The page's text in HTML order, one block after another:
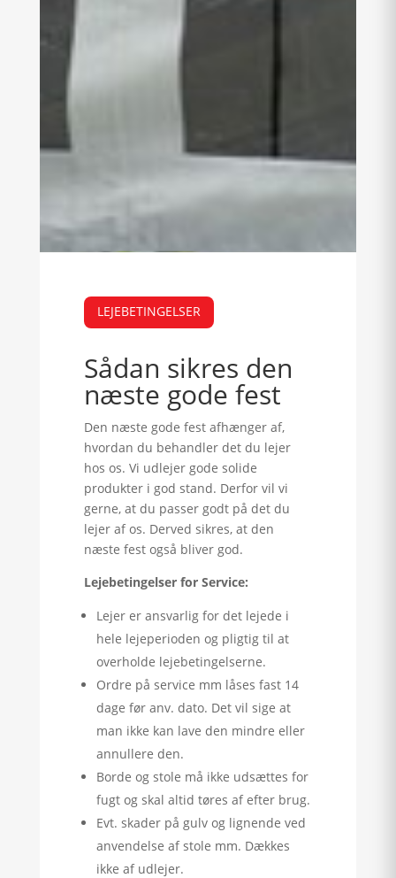
LEJEBETINGELSER
Sådan sikres den
næste gode fest
Den næste gode fest afhænger af,
hvordan du behandler det du lejer
hos os. Vi udlejer gode solide
produkter i god stand. Derfor vil vi
gerne, at du passer godt på det du
lejer af os. Derved sikres, at den
næste fest også bliver god.
Lejebetingelser for Service:
Lejer er ansvarlig for det lejede i
hele lejeperioden og pligtig til at
overholde lejebetingelserne.
Ordre på service mm låses fast 14
dage før anv. dato. Det vil sige at
man ikke kan lave den mindre eller
annullere den.
Borde og stole må ikke udsættes for
fugt og skal altid tøres af efter brug.
Evt. skader på gulv og lignende ved
anvendelse af stole mm. Dækkes
ikke af udlejer.